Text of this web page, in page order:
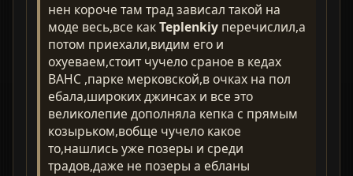
нен короче там трад зависал такой на
моде весь,все какTeplenkiy перечислил,а
потом приехали,видим его и
охуеваем,стоит чучело сраное в кедах
ВАНС ,парке мерковской,в очках на пол
ебала,широких джинсах и все это
великолепие дополняла кепка с прямым
козырьком,вобще чучело какое
то,нашлись уже позеры и среди
традов,даже не позеры а ебланы